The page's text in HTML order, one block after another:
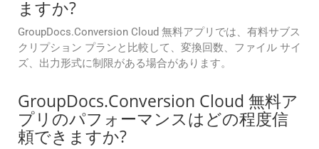
ますか?
GroupDocs.Conversion Cloud 無料アプリでは、有料サブス
クリプション プランと比較して、変換回数、ファイル サイ
ズ、出力形式に制限がある場合があります。
GroupDocs.Conversion Cloud 無料ア
プリのパフォーマンスはどの程度信
頼できますか?